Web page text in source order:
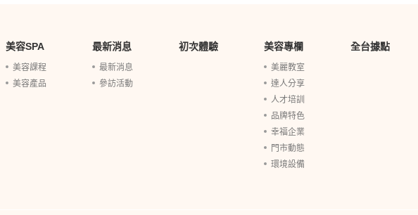
美容SPA
美容課程
美容產品
最新消息
最新消息
參訪活動
初次體驗 美容專欄
美麗教室
達人分享
人才培訓
品牌特色
幸福企業
門市動態
環境設備
全台據點